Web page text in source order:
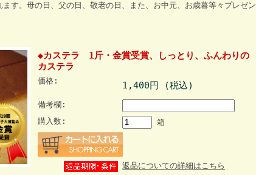
す。母の日、父の日、敬老の日、また、お中元、お歳暮等々プレゼン
◆カステラ 1斤・金賞受賞、しっとり、ふんわりの
カステラ
価格: 1,400円 (税込)
備考欄:
購入数:
箱
返品についての詳細はこちら